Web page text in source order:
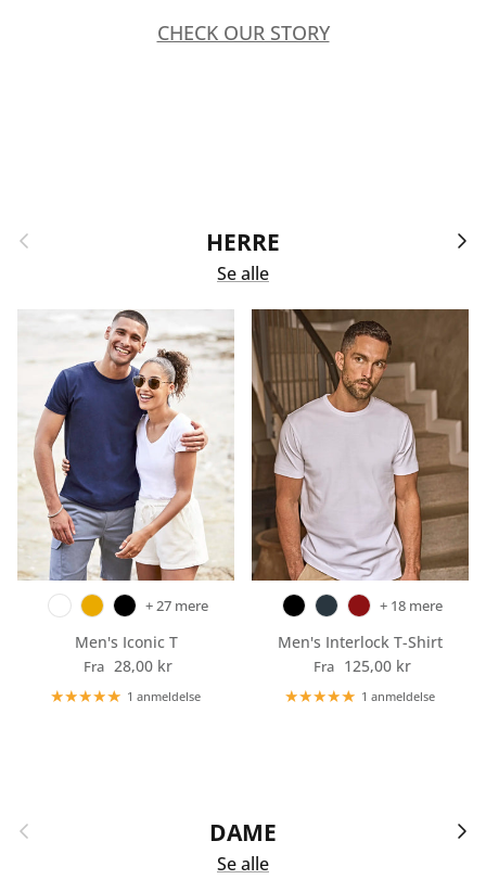
CHECK OUR STORY
Forrige HERRE
Se alle
Men's Iconic T
Normalpris
Fra 28,00 kr
+ 27 mere
1 anmeldelse
Men's Interlock T-Shirt
Normalpris
Fra 125,00 kr
+ 18 mere
1 anmeldelse
Forrige DAME
Se alle